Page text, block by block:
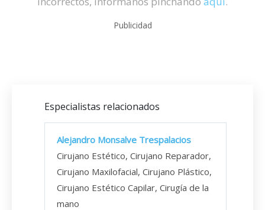
Publicidad
Especialistas relacionados
Alejandro Monsalve Trespalacios
Cirujano Estético, Cirujano Reparador,
Cirujano Maxilofacial, Cirujano Plástico,
Cirujano Estético Capilar, Cirugía de la
mano